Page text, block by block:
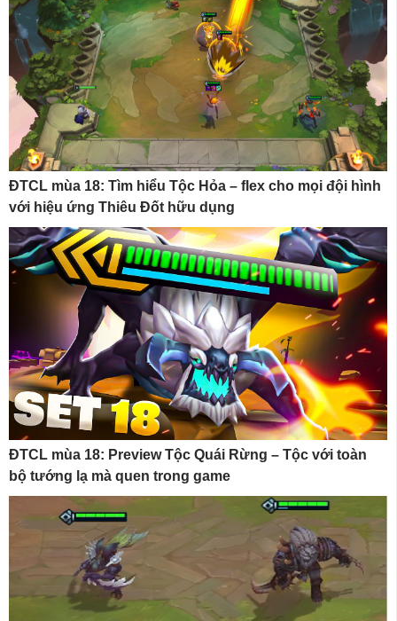
ĐTCL mùa 18: Tìm hiểu Tộc Hỏa – flex cho mọi đội hình
với hiệu ứng Thiêu Đốt hữu dụng
ĐTCL mùa 18: Preview Tộc Quái Rừng – Tộc với toàn
bộ tướng lạ mà quen trong game